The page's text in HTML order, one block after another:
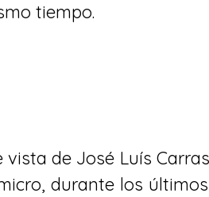
tiempo.
de José Luís
durante los